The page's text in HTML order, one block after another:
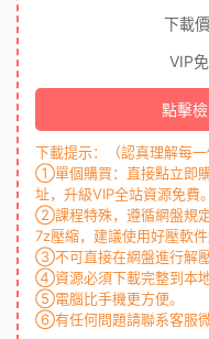
下載
VIP
點擊
下載提示：（認真理解每一
①單個購買：直接點立即
址，升級VIP全站資源免費。
②課程特殊，遵循網盤規
7z壓縮，建議使用好壓軟件
③不可直接在網盤進行解壓
④資源必須下載完整到本
⑤電腦比手機更方便。
⑥有任何問題請聯系客服